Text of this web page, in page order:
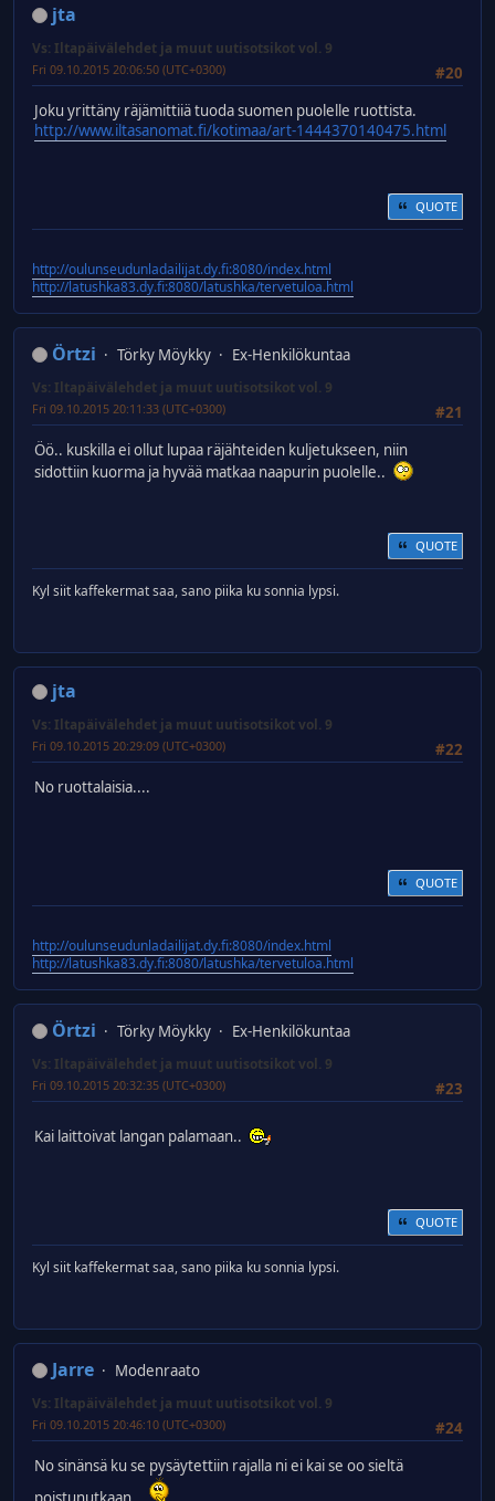
jta
Vs: Iltapäivälehdet ja muut uutisotsikot vol. 9
#20
Fri 09.10.2015 20:06:50 (UTC+0300)
Joku yrittäny räjämittiiä tuoda suomen puolelle ruottista.
http://www.iltasanomat.fi/kotimaa/art-1444370140475.html
QUOTE
http://oulunseudunladailijat.dy.fi:8080/index.html
http://latushka83.dy.fi:8080/latushka/tervetuloa.html
Örtzi Törky Möykky Ex-Henkilökuntaa
Vs: Iltapäivälehdet ja muut uutisotsikot vol. 9
#21
Fri 09.10.2015 20:11:33 (UTC+0300)
Öö.. kuskilla ei ollut lupaa räjähteiden kuljetukseen, niin
sidottiin kuorma ja hyvää matkaa naapurin puolelle..
QUOTE
Kyl siit kaffekermat saa, sano piika ku sonnia lypsi.
jta
Vs: Iltapäivälehdet ja muut uutisotsikot vol. 9
#22
Fri 09.10.2015 20:29:09 (UTC+0300)
No ruottalaisia....
QUOTE
http://oulunseudunladailijat.dy.fi:8080/index.html
http://latushka83.dy.fi:8080/latushka/tervetuloa.html
Örtzi Törky Möykky Ex-Henkilökuntaa
Vs: Iltapäivälehdet ja muut uutisotsikot vol. 9
#23
Fri 09.10.2015 20:32:35 (UTC+0300)
Kai laittoivat langan palamaan..
QUOTE
Kyl siit kaffekermat saa, sano piika ku sonnia lypsi.
Jarre Modenraato
Vs: Iltapäivälehdet ja muut uutisotsikot vol. 9
#24
Fri 09.10.2015 20:46:10 (UTC+0300)
No sinänsä ku se pysäytettiin rajalla ni ei kai se oo sieltä